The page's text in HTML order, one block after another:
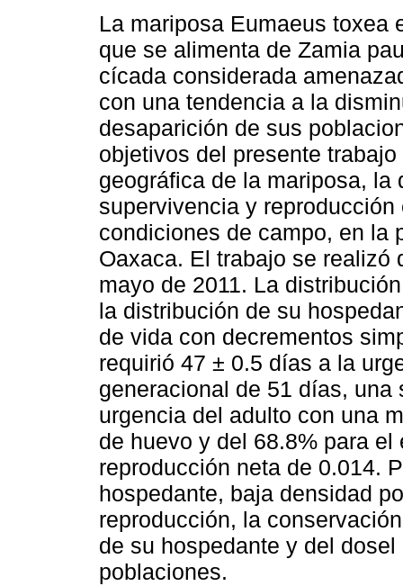
La mariposa Eumaeus toxea
que se alimenta de Zamia
cícada considerada
con una tendencia a la
desaparición de sus
objetivos del presente
geográfica de la mariposa,
supervivencia y
condiciones de campo, en la
Oaxaca. El trabajo se realizó
mayo de 2011. La
la distribución de su
de vida con decrementos
requirió 47 ± 0.5 días a la
generacional de 51 días,
urgencia del adulto con una
de huevo y del 68.8% para
reproducción neta de 0.014.
hospedante, baja densidad
reproducción, la
de su hospedante y del
poblaciones.